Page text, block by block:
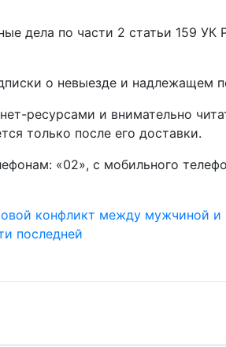
дела по части 2 статьи 159 УК
о невыезде и надлежащем
ресурсами и внимательно
только после его доставки.
«02», с мобильного
конфликт между мужчиной
последней